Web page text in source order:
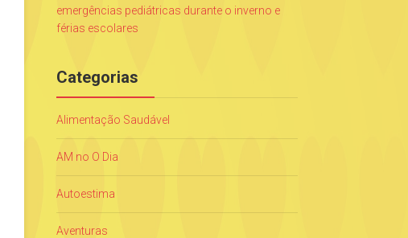
emergências pediátricas durante o inverno e
férias escolares
Categorias
Alimentação Saudável
AM no O Dia
Autoestima
Aventuras